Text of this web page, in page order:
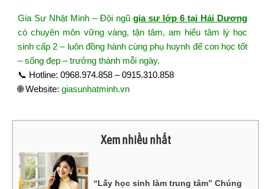
Gia Sư Nhật Minh – Đội ngũ gia sư lớp 6 tại Hải Dương
có chuyên môn vững vàng, tận tâm, am hiểu tâm lý học
sinh cấp 2 – luôn đồng hành cùng phụ huynh để con học tốt
– sống đẹp – trưởng thành mỗi ngày.
📞 Hotline: 0968.974.858 – 0915.310.858
🌐 Website: giasunhatminh.vn
Xem nhiều nhất
“Lấy học sinh làm trung tâm” Chúng